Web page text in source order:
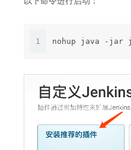
1 nohup java -jar